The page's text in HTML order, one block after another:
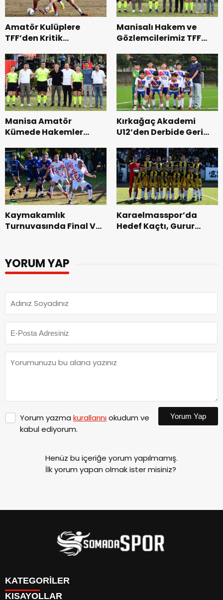
Amatör Kulüplere
TFF’den Kritik
Manisalı Hakem ve
Gözlemcilerimiz TFF
Aldı
Manisa Amatör
Kümede Hakemler
Kırkağaç Akademi
U12’den Derbide Geri
Kaymakamlık
Turnuvasında Final Ve
Karaelmasspor’da
Hedef Kaçtı, Gurur
YORUM YAP
Yorum yazma kurallarınıokudum ve
kabul ediyorum.
Yorum Yap
Henüz bu içeriğe yorum yapılmamış.
İlk yorum yapan olmak ister misiniz?
KATEGORİLER
KISAYOLLAR